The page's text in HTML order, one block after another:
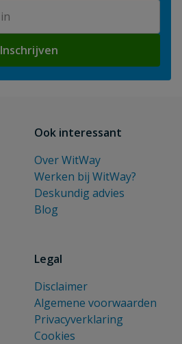
Inschrijven
Ook interessant
Over WitWay
Werken bij WitWay?
Deskundig advies
Blog
Legal
Disclaimer
Algemene voorwaarden
Privacyverklaring
Cookies